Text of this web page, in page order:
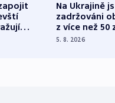
Na Ukrajině
zadržováni
z více než 50
Bojovali na
5. 8. 2026